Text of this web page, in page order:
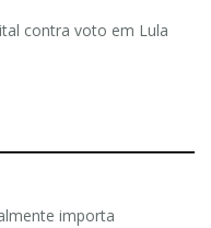
contra voto em Lula
importa